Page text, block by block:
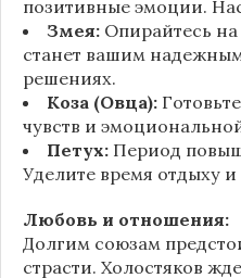
позитивные эмоции.
Змея: Опирайтесь
станет вашим
решениях.
Коза (Овца):
чувств и
Петух: Период
Уделите время отдыху
Любовь и отношения:
Долгим союзам
страсти. Холостяков